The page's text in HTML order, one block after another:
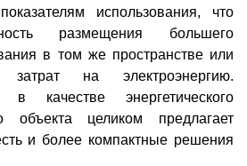
использования, что
размещения большего
в том же пространстве или
на электроэнергию.
в качестве энергетического
целиком предлагает
и более компактные решения